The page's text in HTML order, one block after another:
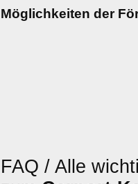
Möglichkeiten der
FAQ / Alle